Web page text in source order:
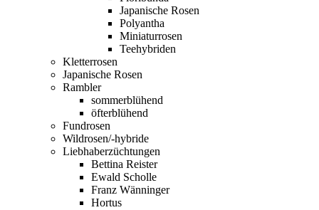
Japanische Rosen
Polyantha
Miniaturrosen
Teehybriden
Kletterrosen
Japanische Rosen
Rambler
sommerblühend
öfterblühend
Fundrosen
Wildrosen/-hybride
Liebhaberzüchtungen
Bettina Reister
Ewald Scholle
Franz Wänninger
Hortus